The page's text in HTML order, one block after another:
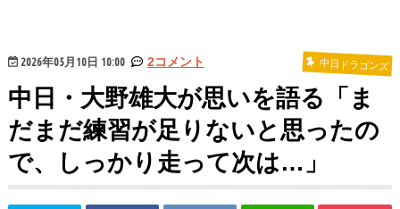
2026年05月10日 10:00 2コメント 中日ドラゴンズ
中日・大野雄大が思いを語る「ま
だまだ練習が足りないと思ったの
で、しっかり走って次は…」